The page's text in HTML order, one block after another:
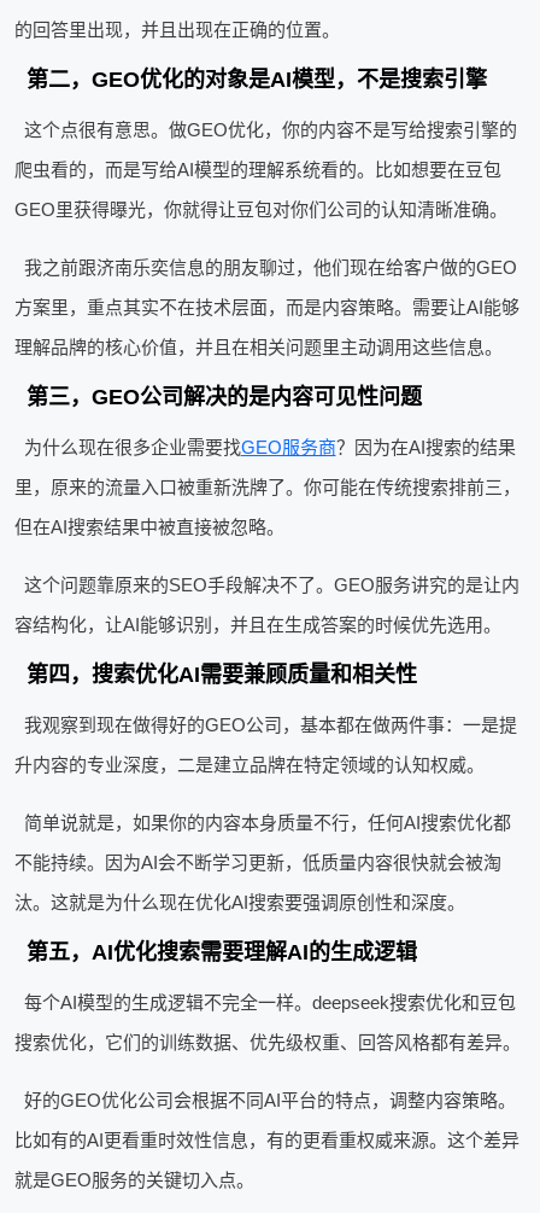
的回答里出现，并且出现在正确的位置。
第二，GEO优化的对象是AI模型，不是搜索引擎
这个点很有意思。做GEO优化，你的内容不是写给搜索引擎的
爬虫看的，而是写给AI模型的理解系统看的。比如想要在豆包
GEO里获得曝光，你就得让豆包对你们公司的认知清晰准确。
我之前跟济南乐奕信息的朋友聊过，他们现在给客户做的GEO
方案里，重点其实不在技术层面，而是内容策略。需要让AI能够
理解品牌的核心价值，并且在相关问题里主动调用这些信息。
第三，GEO公司解决的是内容可见性问题
为什么现在很多企业需要找GEO服务商？因为在AI搜索的结果
里，原来的流量入口被重新洗牌了。你可能在传统搜索排前三，
但在AI搜索结果中被直接被忽略。
这个问题靠原来的SEO手段解决不了。GEO服务讲究的是让内
容结构化，让AI能够识别，并且在生成答案的时候优先选用。
第四，搜索优化AI需要兼顾质量和相关性
我观察到现在做得好的GEO公司，基本都在做两件事：一是提
升内容的专业深度，二是建立品牌在特定领域的认知权威。
简单说就是，如果你的内容本身质量不行，任何AI搜索优化都
不能持续。因为AI会不断学习更新，低质量内容很快就会被淘
汰。这就是为什么现在优化AI搜索要强调原创性和深度。
第五，AI优化搜索需要理解AI的生成逻辑
每个AI模型的生成逻辑不完全一样。deepseek搜索优化和豆包
搜索优化，它们的训练数据、优先级权重、回答风格都有差异。
好的GEO优化公司会根据不同AI平台的特点，调整内容策略。
比如有的AI更看重时效性信息，有的更看重权威来源。这个差异
就是GEO服务的关键切入点。